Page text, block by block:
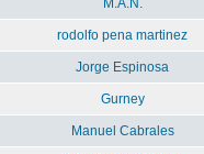
M.A.N.
rodolfo pena martinez
Jorge Espinosa
Gurney
Manuel Cabrales